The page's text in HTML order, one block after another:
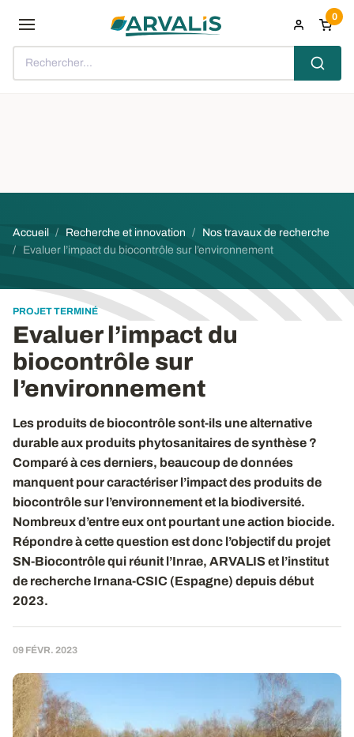
Rechercher...
0
Fil d'Ariane
Accueil Recherche et innovation
Nos travaux de recherche
Evaluer l’impact du biocontrôle sur l’environnement
PROJET TERMINÉ
Evaluer l’impact du
biocontrôle sur
l’environnement
Les produits de biocontrôle sont-ils une alternative
durable aux produits phytosanitaires de synthèse ?
Comparé à ces derniers, beaucoup de données
manquent pour caractériser l’impact des produits de
biocontrôle sur l’environnement et la biodiversité.
Nombreux d’entre eux ont pourtant une action biocide.
Répondre à cette question est donc l’objectif du projet
SN-Biocontrôle qui réunit l’Inrae, ARVALIS et l’institut
de recherche Irnana-CSIC (Espagne) depuis début
2023.
09 FÉVR. 2023